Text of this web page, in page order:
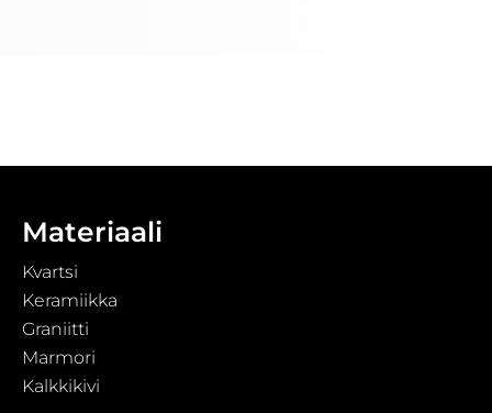
Materiaali
Kvartsi
Keramiikka
Graniitti
Marmori
Kalkkikivi